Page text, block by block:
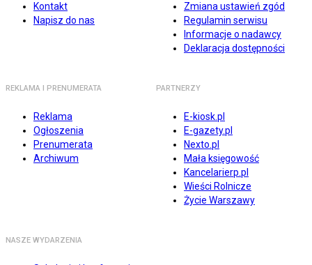
Kontakt
Napisz do nas
Zmiana ustawień zgód
Regulamin serwisu
Informacje o nadawcy
Deklaracja dostępności
REKLAMA I PRENUMERATA
Reklama
Ogłoszenia
Prenumerata
Archiwum
PARTNERZY
E-kiosk.pl
E-gazety.pl
Nexto.pl
Mała księgowość
Kancelarierp.pl
Wieści Rolnicze
Życie Warszawy
NASZE WYDARZENIA